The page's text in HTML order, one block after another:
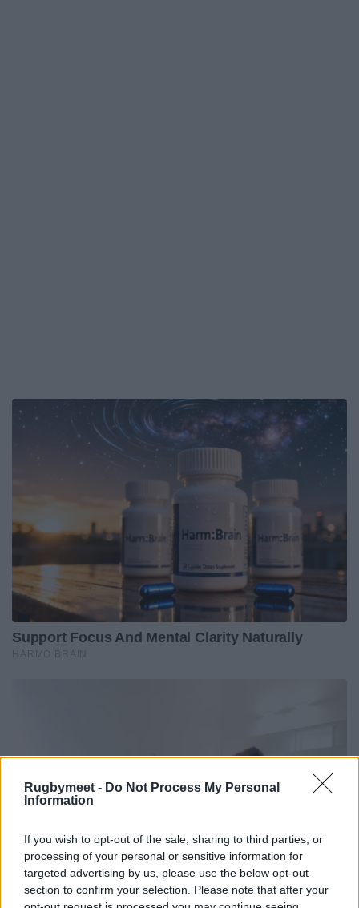
Rugbymeet - Do Not Process My Personal
Information
If you wish to opt-out of the sale, sharing to third parties, or
processing of your personal or sensitive information for
targeted advertising by us, please use the below opt-out
section to confirm your selection. Please note that after your